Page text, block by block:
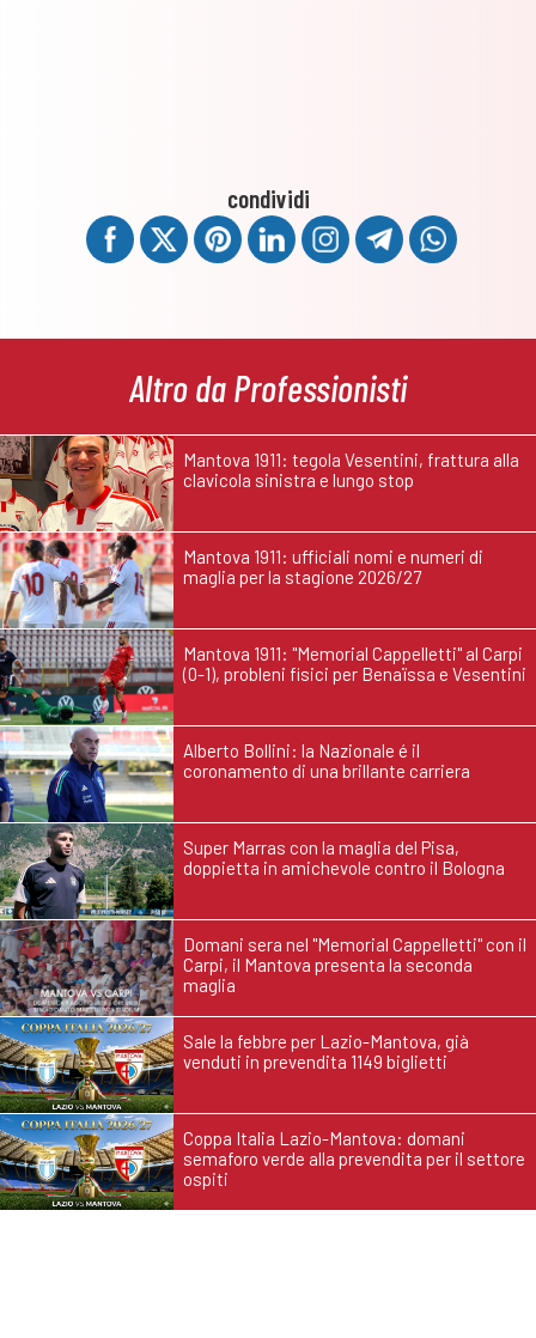
condividi
Altro da Professionisti
Mantova 1911: tegola Vesentini, frattura alla
clavicola sinistra e lungo stop
Mantova 1911: ufficiali nomi e numeri di
maglia per la stagione 2026/27
Mantova 1911: "Memorial Cappelletti" al Carpi
(0-1), probleni fisici per Benaïssa e Vesentini
Alberto Bollini: la Nazionale é il
coronamento di una brillante carriera
Super Marras con la maglia del Pisa,
doppietta in amichevole contro il Bologna
Domani sera nel "Memorial Cappelletti" con il
Carpi, il Mantova presenta la seconda
maglia
Sale la febbre per Lazio-Mantova, già
venduti in prevendita 1149 biglietti
Coppa Italia Lazio-Mantova: domani
semaforo verde alla prevendita per il settore
ospiti